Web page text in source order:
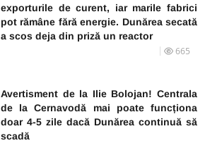
exporturile de curent, iar marile fabrici
pot rămâne fără energie. Dunărea secată
a scos deja din priză un reactor
665
Avertisment de la Ilie Bolojan! Centrala
de la Cernavodă mai poate funcționa
doar 4-5 zile dacă Dunărea continuă să
scadă